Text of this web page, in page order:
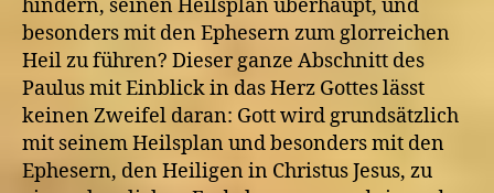
hindern, seinen Heilsplan überhaupt, und
besonders mit den Ephesern zum glorreichen
Heil zu führen? Dieser ganze Abschnitt des
Paulus mit Einblick in das Herz Gottes lässt
keinen Zweifel daran: Gott wird grundsätzlich
mit seinem Heilsplan und besonders mit den
Ephesern, den Heiligen in Christus Jesus, zu